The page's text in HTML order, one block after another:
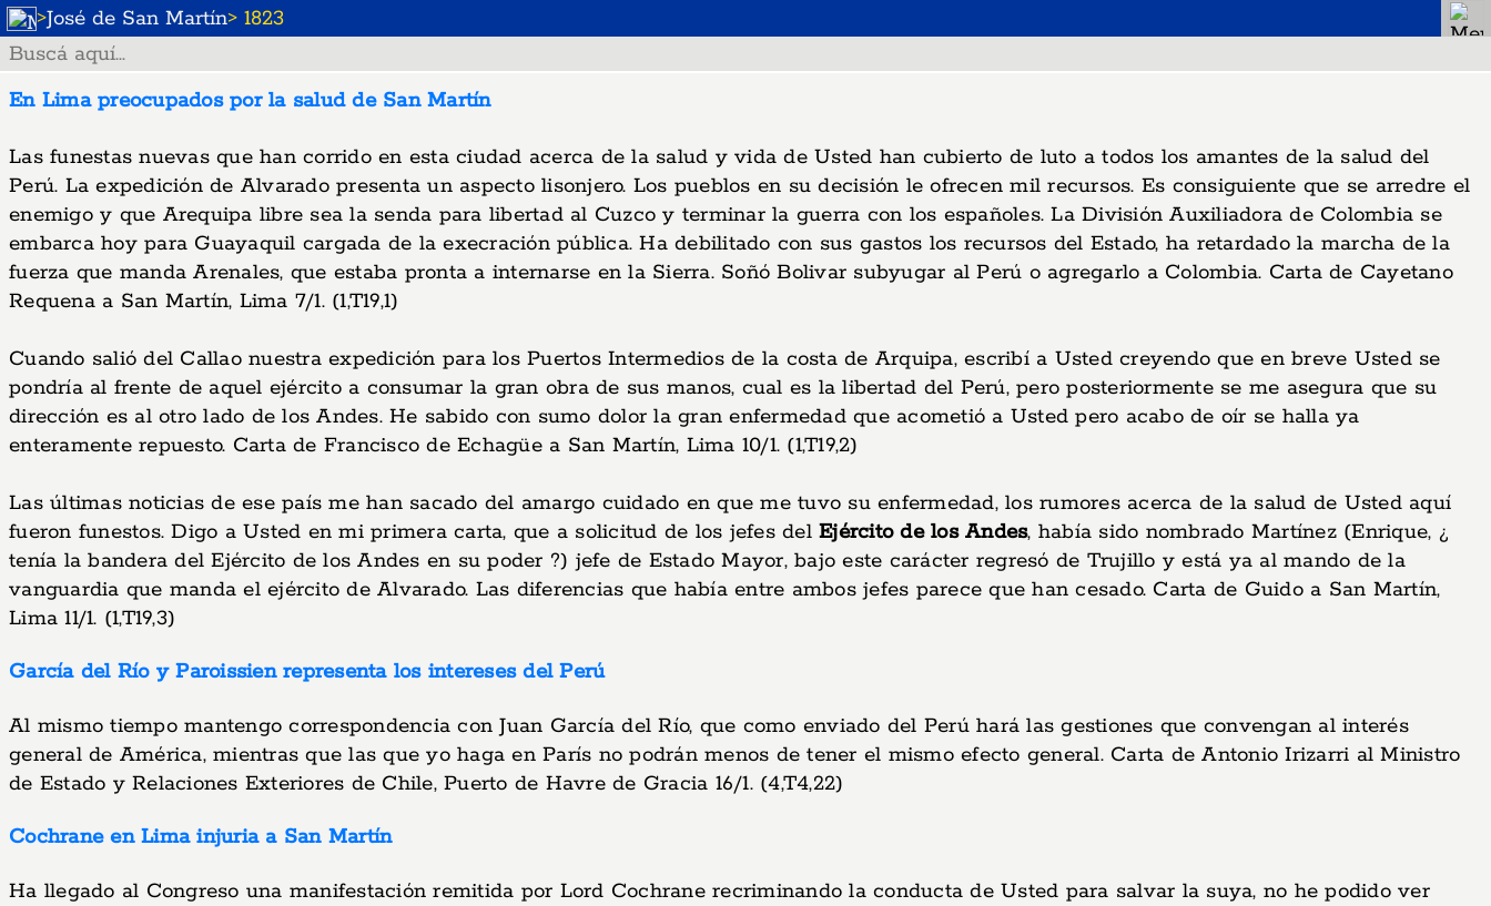
>José de San Martín> 1823
En Lima preocupados por la salud de San Martín
Las funestas nuevas que han corrido en esta ciudad acerca de la salud y vida de Usted han cubierto de luto a todos los amantes de la salud del
Perú. La expedición de Alvarado presenta un aspecto lisonjero. Los pueblos en su decisión le ofrecen mil recursos. Es consiguiente que se arredre el
enemigo y que Arequipa libre sea la senda para libertad al Cuzco y terminar la guerra con los españoles. La División Auxiliadora de Colombia se
embarca hoy para Guayaquil cargada de la execración pública. Ha debilitado con sus gastos los recursos del Estado, ha retardado la marcha de la
fuerza que manda Arenales, que estaba pronta a internarse en la Sierra. Soñó Bolivar subyugar al Perú o agregarlo a Colombia. Carta de Cayetano
Requena a San Martín, Lima 7/1. (1,T19,1)
Cuando salió del Callao nuestra expedición para los Puertos Intermedios de la costa de Arquipa, escribí a Usted creyendo que en breve Usted se
pondría al frente de aquel ejército a consumar la gran obra de sus manos, cual es la libertad del Perú, pero posteriormente se me asegura que su
dirección es al otro lado de los Andes. He sabido con sumo dolor la gran enfermedad que acometió a Usted pero acabo de oír se halla ya
enteramente repuesto. Carta de Francisco de Echagüe a San Martín, Lima 10/1. (1,T19,2)
Las últimas noticias de ese país me han sacado del amargo cuidado en que me tuvo su enfermedad, los rumores acerca de la salud de Usted aquí
fueron funestos. Digo a Usted en mi primera carta, que a solicitud de los jefes del Ejército de los Andes, había sido nombrado Martínez (Enrique, ¿
tenía la bandera del Ejército de los Andes en su poder ?) jefe de Estado Mayor, bajo este carácter regresó de Trujillo y está ya al mando de la
vanguardia que manda el ejército de Alvarado. Las diferencias que había entre ambos jefes parece que han cesado. Carta de Guido a San Martín,
Lima 11/1. (1,T19,3)
García del Río y Paroissien representa los intereses del Perú
Al mismo tiempo mantengo correspondencia con Juan García del Río, que como enviado del Perú hará las gestiones que convengan al interés
general de América, mientras que las que yo haga en París no podrán menos de tener el mismo efecto general. Carta de Antonio Irizarri al Ministro
de Estado y Relaciones Exteriores de Chile, Puerto de Havre de Gracia 16/1. (4,T4,22)
Cochrane en Lima injuria a San Martín
Ha llegado al Congreso una manifestación remitida por Lord Cochrane recriminando la conducta de Usted para salvar la suya, no he podido ver